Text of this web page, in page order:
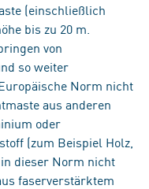
(einschließlich
bis zu 20 m.
von
so weiter
Norm nicht
aus anderen
oder
(zum Beispiel Holz,
dieser Norm nicht
faserverstärktem